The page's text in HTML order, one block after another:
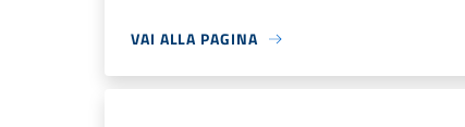
VAI ALLA PAGINA